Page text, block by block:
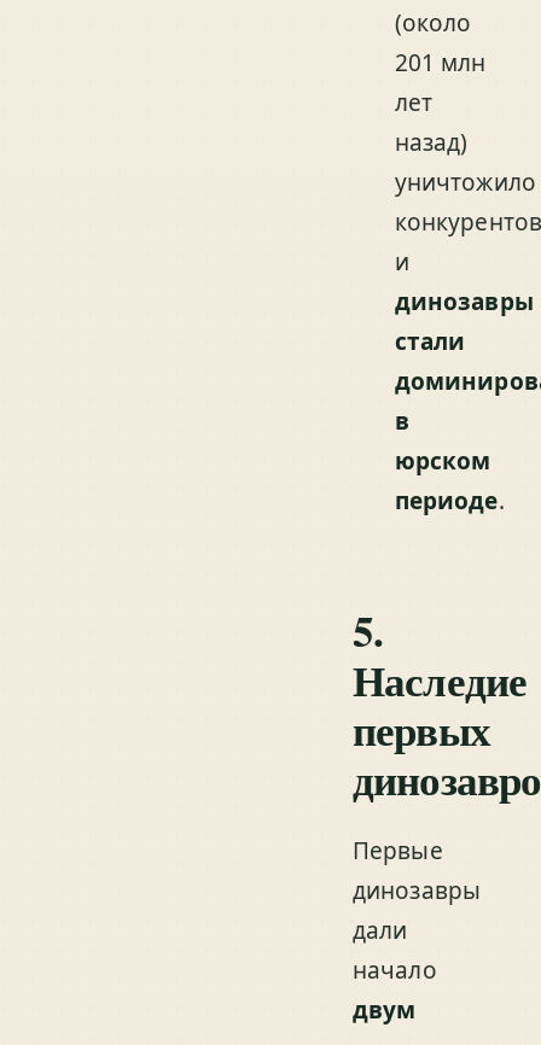
(около
201 млн
лет
назад)
уничтожило
и
динозавры
стали
в
юрском
периоде.
5.
Наследие
первых
Первые
динозавры
дали
начало
двум